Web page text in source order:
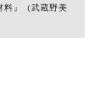
料』（武蔵野美